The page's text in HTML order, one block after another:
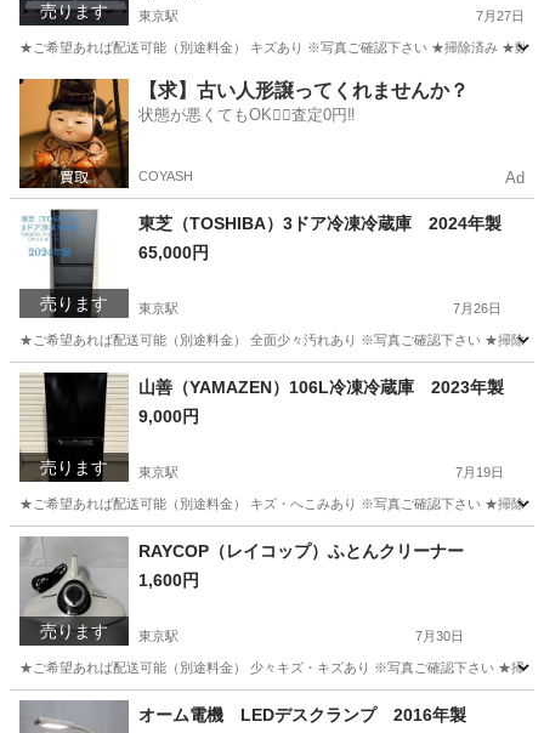
売ります 東京駅 7月27日
★ご希望あれば配送可能（別途料金） キズあり ※写真ご確認下さい ★掃除済み ★動作
福岡 福岡市 東京駅 ベッド コンセント
【求】古い人形譲ってくれませんか？
状態が悪くてもOK🙆‍♀️査定0円‼️
COYASH Ad
売ります
東芝（TOSHIBA）3ドア冷凍冷蔵庫 2024年製
65,000円
東京駅 7月26日
★ご希望あれば配送可能（別途料金） 全面少々汚れあり ※写真ご確認下さい ★掃除済
福岡 福岡市 東京駅 キッチン家電 東芝
売ります
山善（YAMAZEN）106L冷凍冷蔵庫 2023年製
9,000円
東京駅 7月19日
★ご希望あれば配送可能（別途料金） キズ・へこみあり ※写真ご確認下さい ★掃除済
福岡 福岡市 キッチン家電 山善
売ります
RAYCOP（レイコップ）ふとんクリーナー
1,600円
東京駅 7月30日
★ご希望あれば配送可能（別途料金） 少々キズ・キズあり ※写真ご確認下さい ★掃除
福岡 福岡市 東京駅
オーム電機 LEDデスクランプ 2016年製